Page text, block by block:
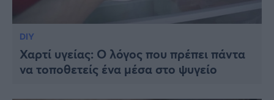
DIY
Χαρτί υγείας: Ο λόγος που πρέπει πάντα
να τοποθετείς ένα μέσα στο ψυγείο